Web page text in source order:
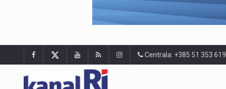
Centrala: +385 51 353 619